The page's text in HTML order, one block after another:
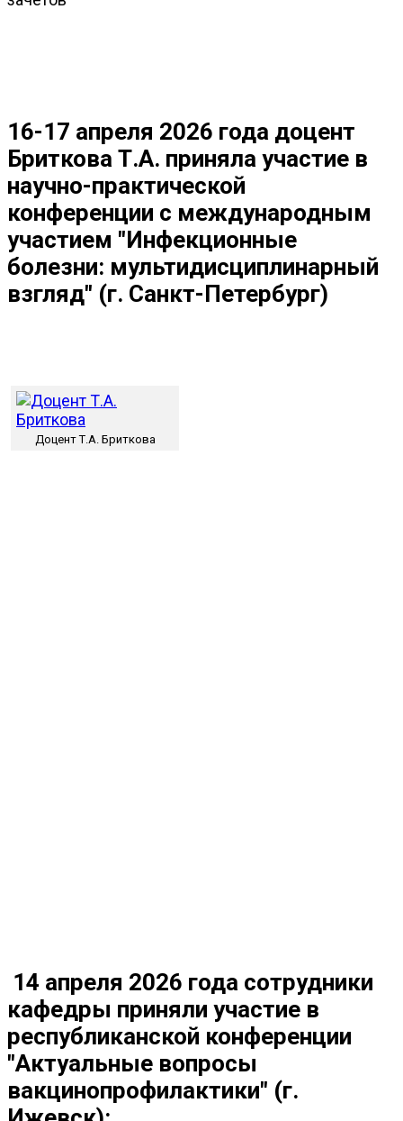
16-17 апреля 2026 года доцент
Бриткова Т.А. приняла участие в
научно-практической
конференции с международным
участием "Инфекционные
болезни: мультидисциплинарный
взгляд" (г. Санкт-Петербург)
Доцент Т.А. Бриткова
14 апреля 2026 года сотрудники
кафедры приняли участие в
республиканской конференции
"Актуальные вопросы
вакцинопрофилактики" (г.